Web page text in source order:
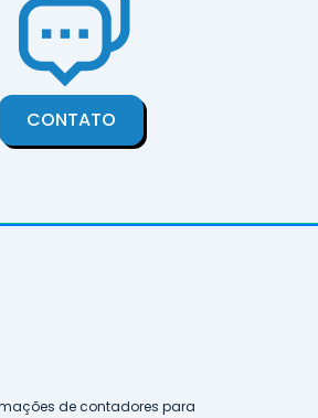
CONTATO
de contadores para